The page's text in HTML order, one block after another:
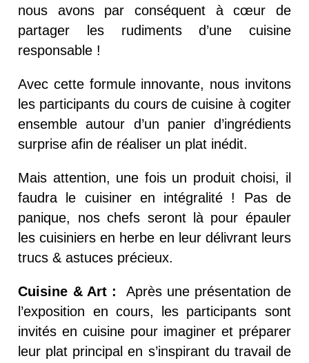
nous avons par conséquent à cœur de
partager les rudiments d’une cuisine
responsable !
Avec cette formule innovante, nous invitons
les participants du cours de cuisine à cogiter
ensemble autour d’un panier d’ingrédients
surprise afin de réaliser un plat inédit.
Mais attention, une fois un produit choisi, il
faudra le cuisiner en intégralité ! Pas de
panique, nos chefs seront là pour épauler
les cuisiniers en herbe en leur délivrant leurs
trucs & astuces précieux.
Cuisine & Art : Après une présentation de
l’exposition en cours, les participants sont
invités en cuisine pour imaginer et préparer
leur plat principal en s’inspirant du travail de